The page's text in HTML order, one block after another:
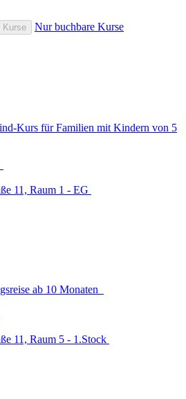
Kurse Nur buchbare Kurse
Kurs für Familien mit Kindern von 5
11, Raum 1 - EG
ab 10 Monaten
11, Raum 5 - 1.Stock